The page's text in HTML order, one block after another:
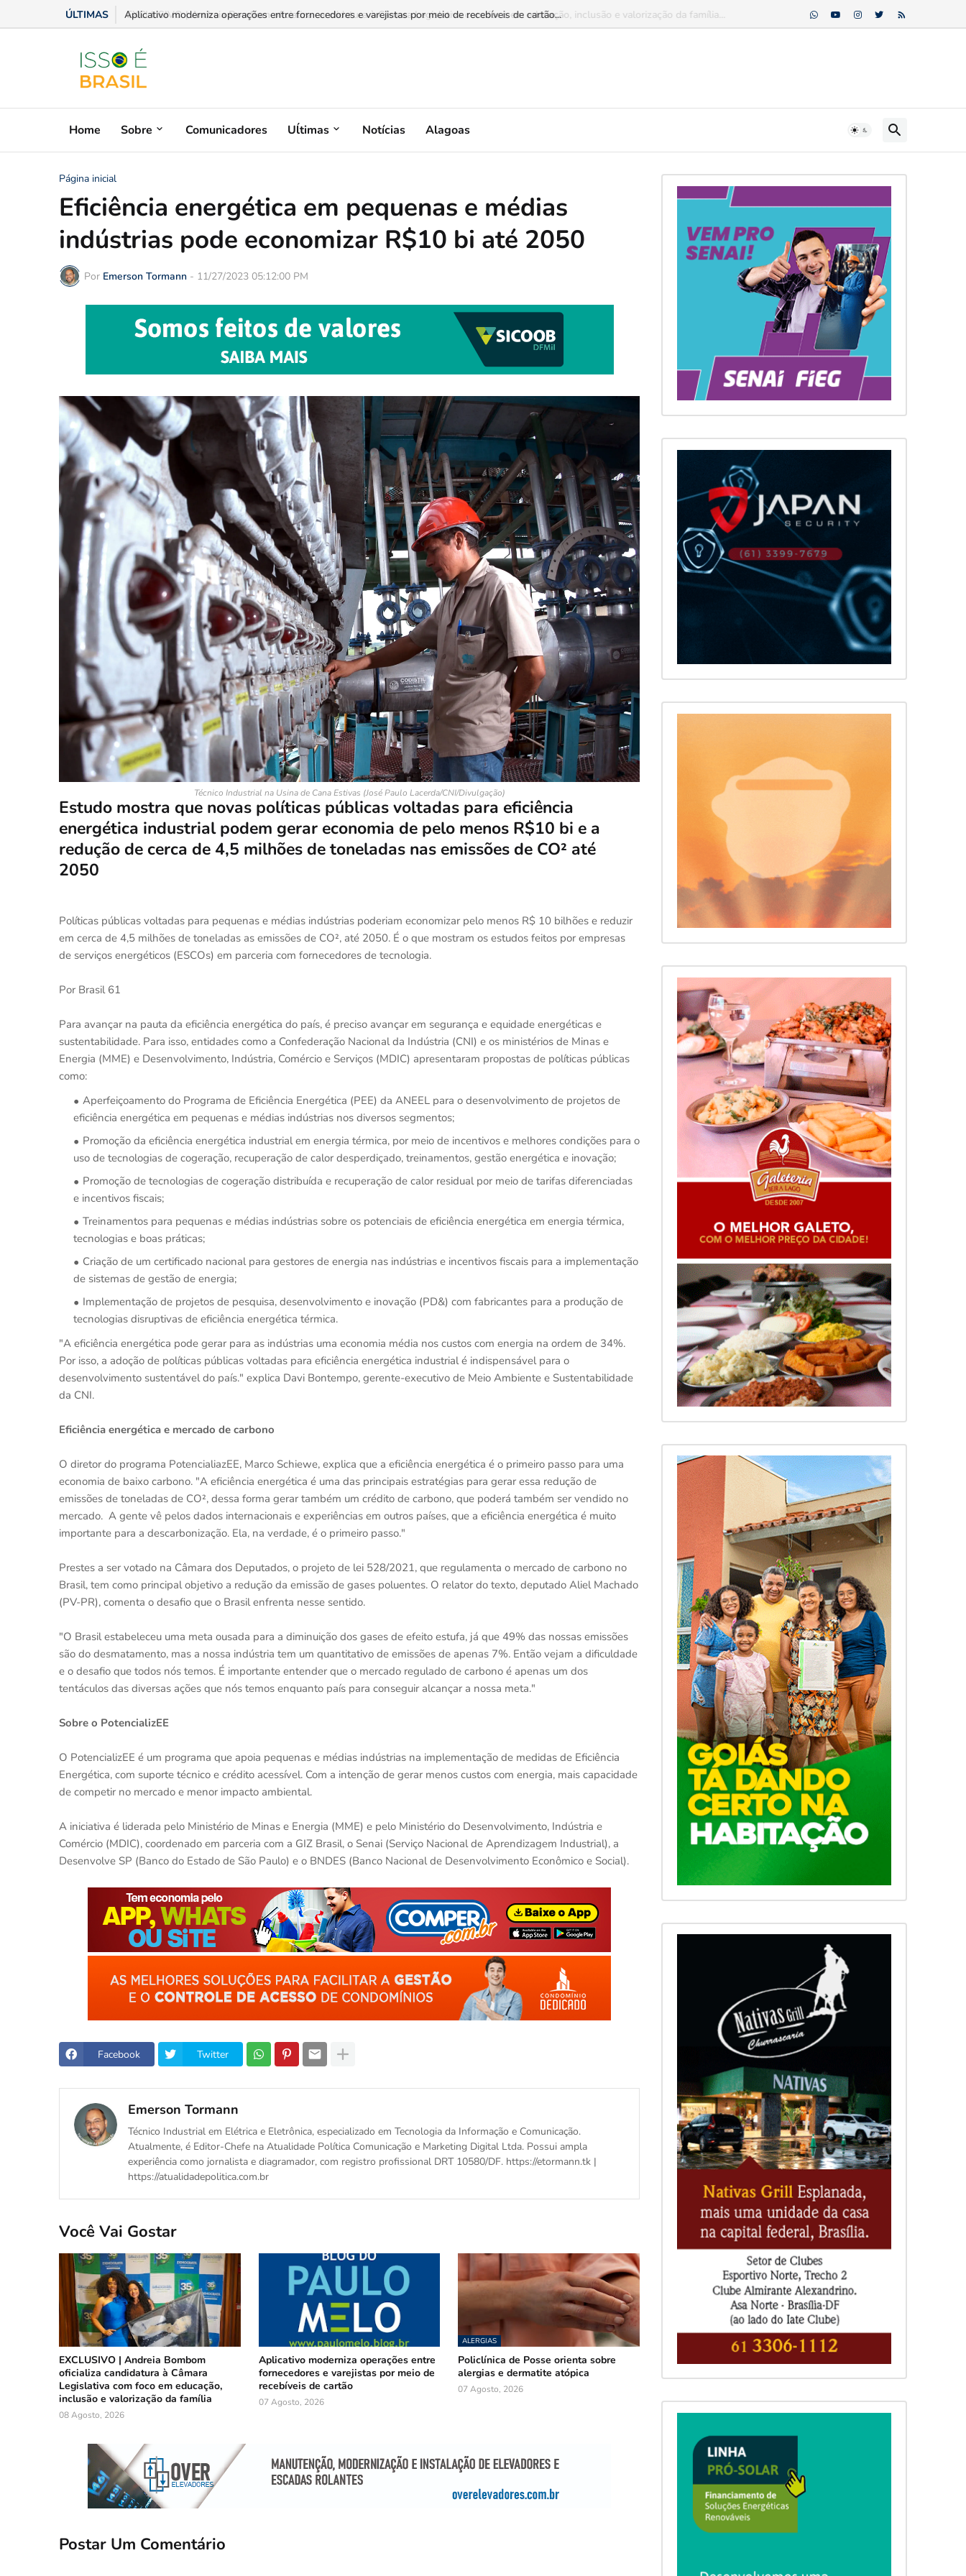
ÚLTIMAS Aplicativo moderniza operações entre fornecedores e varejistas por meio de recebíveis de cartão...
Home Sobre Comunicadores Uĺtimas Notícias Alagoas
Página inicial
Eficiência energética em pequenas e médias
indústrias pode economizar R$10 bi até 2050
Por Emerson Tormann - 11/27/2023 05:12:00 PM
Técnico Industrial na Usina de Cana Estivas (José Paulo Lacerda/CNI/Divulgação)
Estudo mostra que novas políticas públicas voltadas para eficiência
energética industrial podem gerar economia de pelo menos R$10 bi e a
redução de cerca de 4,5 milhões de toneladas nas emissões de CO² até
2050
Políticas públicas voltadas para pequenas e médias indústrias poderiam economizar pelo menos R$ 10 bilhões e reduzir
em cerca de 4,5 milhões de toneladas as emissões de CO², até 2050. É o que mostram os estudos feitos por empresas
de serviços energéticos (ESCOs) em parceria com fornecedores de tecnologia.
Por Brasil 61
Para avançar na pauta da eficiência energética do país, é preciso avançar em segurança e equidade energéticas e
sustentabilidade. Para isso, entidades como a Confederação Nacional da Indústria (CNI) e os ministérios de Minas e
Energia (MME) e Desenvolvimento, Indústria, Comércio e Serviços (MDIC) apresentaram propostas de políticas públicas
como:
Aperfeiçoamento do Programa de Eficiência Energética (PEE) da ANEEL para o desenvolvimento de projetos de
eficiência energética em pequenas e médias indústrias nos diversos segmentos;
Promoção da eficiência energética industrial em energia térmica, por meio de incentivos e melhores condições para o
uso de tecnologias de cogeração, recuperação de calor desperdiçado, treinamentos, gestão energética e inovação;
Promoção de tecnologias de cogeração distribuída e recuperação de calor residual por meio de tarifas diferenciadas
e incentivos fiscais;
Treinamentos para pequenas e médias indústrias sobre os potenciais de eficiência energética em energia térmica,
tecnologias e boas práticas;
Criação de um certificado nacional para gestores de energia nas indústrias e incentivos fiscais para a implementação
de sistemas de gestão de energia;
Implementação de projetos de pesquisa, desenvolvimento e inovação (PD&) com fabricantes para a produção de
tecnologias disruptivas de eficiência energética térmica.
"A eficiência energética pode gerar para as indústrias uma economia média nos custos com energia na ordem de 34%.
Por isso, a adoção de políticas públicas voltadas para eficiência energética industrial é indispensável para o
desenvolvimento sustentável do país." explica Davi Bontempo, gerente-executivo de Meio Ambiente e Sustentabilidade
da CNI.
Eficiência energética e mercado de carbono
O diretor do programa PotencialiazEE, Marco Schiewe, explica que a eficiência energética é o primeiro passo para uma
economia de baixo carbono. "A eficiência energética é uma das principais estratégias para gerar essa redução de
emissões de toneladas de CO², dessa forma gerar também um crédito de carbono, que poderá também ser vendido no
mercado. A gente vê pelos dados internacionais e experiências em outros países, que a eficiência energética é muito
importante para a descarbonização. Ela, na verdade, é o primeiro passo."
Prestes a ser votado na Câmara dos Deputados, o projeto de lei 528/2021, que regulamenta o mercado de carbono no
Brasil, tem como principal objetivo a redução da emissão de gases poluentes. O relator do texto, deputado Aliel Machado
(PV-PR), comenta o desafio que o Brasil enfrenta nesse sentido.
"O Brasil estabeleceu uma meta ousada para a diminuição dos gases de efeito estufa, já que 49% das nossas emissões
são do desmatamento, mas a nossa indústria tem um quantitativo de emissões de apenas 7%. Então vejam a dificuldade
e o desafio que todos nós temos. É importante entender que o mercado regulado de carbono é apenas um dos
tentáculos das diversas ações que nós temos enquanto país para conseguir alcançar a nossa meta."
Sobre o PotencializEE
O PotencializEE é um programa que apoia pequenas e médias indústrias na implementação de medidas de Eficiência
Energética, com suporte técnico e crédito acessível. Com a intenção de gerar menos custos com energia, mais capacidade
de competir no mercado e menor impacto ambiental.
A iniciativa é liderada pelo Ministério de Minas e Energia (MME) e pelo Ministério do Desenvolvimento, Indústria e
Comércio (MDIC), coordenado em parceria com a GIZ Brasil, o Senai (Serviço Nacional de Aprendizagem Industrial), a
Desenvolve SP (Banco do Estado de São Paulo) e o BNDES (Banco Nacional de Desenvolvimento Econômico e Social).
Facebook Twitter
Emerson Tormann
Técnico Industrial em Elétrica e Eletrônica, especializado em Tecnologia da Informação e Comunicação.
Atualmente, é Editor-Chefe na Atualidade Política Comunicação e Marketing Digital Ltda. Possui ampla
experiência como jornalista e diagramador, com registro profissional DRT 10580/DF. https://etormann.tk |
https://atualidadepolitica.com.br
Você Vai Gostar
EXCLUSIVO | Andreia Bombom
oficializa candidatura à Câmara
Legislativa com foco em educação,
inclusão e valorização da família
08 Agosto, 2026
Aplicativo moderniza operações entre
fornecedores e varejistas por meio de
recebíveis de cartão
07 Agosto, 2026
ALERGIAS
Policlínica de Posse orienta sobre
alergias e dermatite atópica
07 Agosto, 2026
Postar Um Comentário